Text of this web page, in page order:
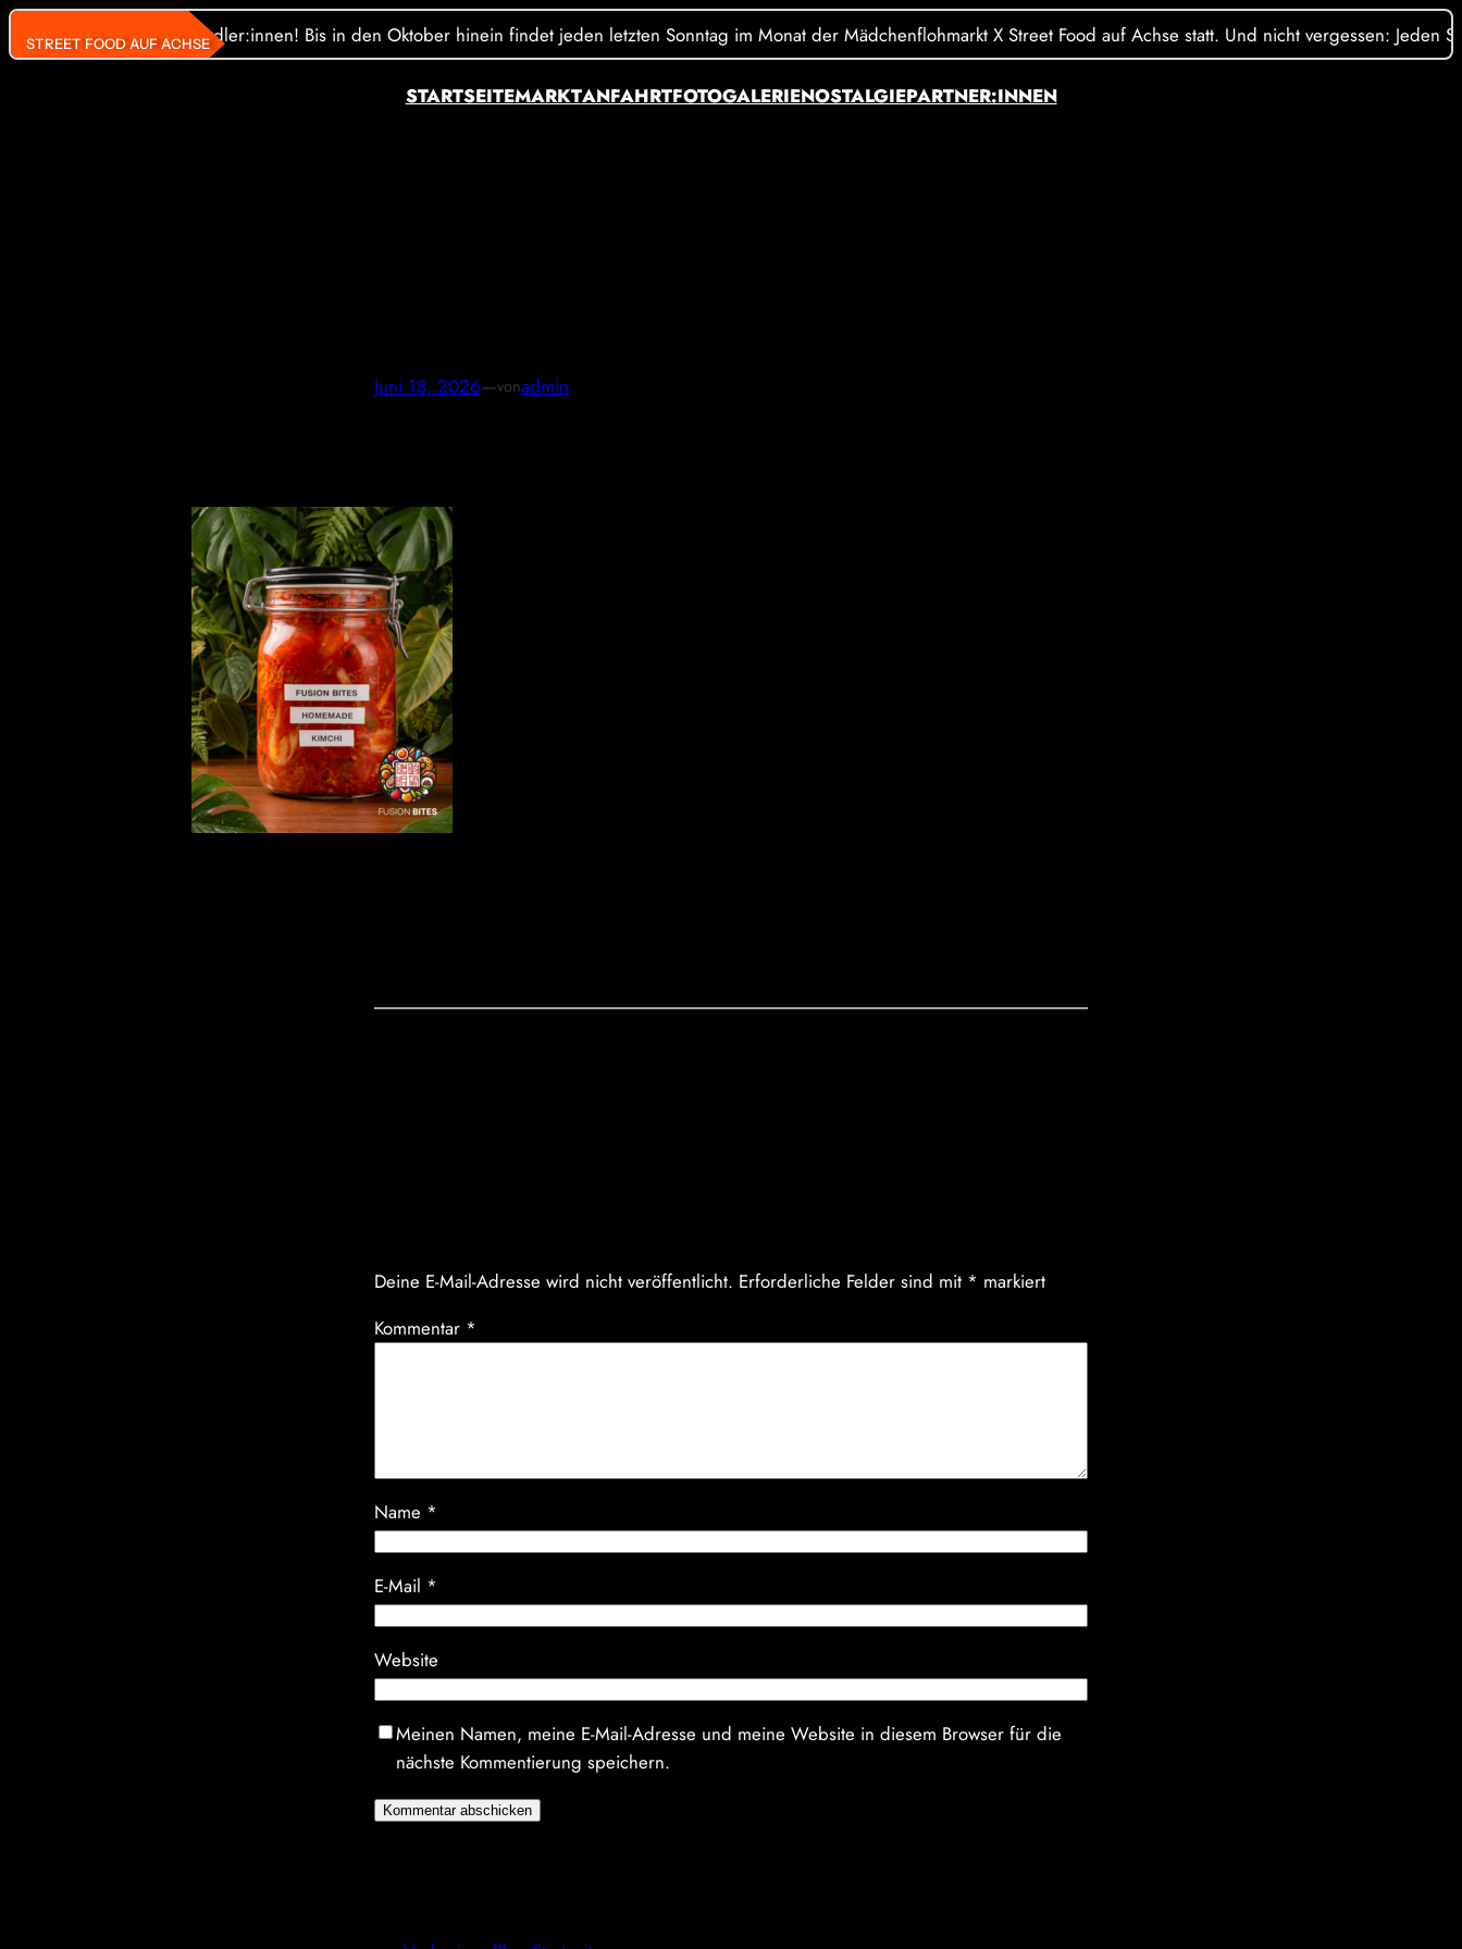
Direkt
zumSTREET FOOD AUF ACHSE
und unsere Streetfoodler:innen! Bis in den Oktober hinein findet jeden letzten Sonntag im Monat der Mädchenflohmarkt X Street Food auf Achse statt. Und nicht vergessen: Jeden
STARTSEITEMARKTANFAHRTFOTOGALERIENOSTALGIEPARTNER:INNEN
Juni 18, 2026—vonadmin
Deine E-Mail-Adresse wird nicht veröffentlicht. Erforderliche Felder sind mit * markiert
Kommentar *
Name *
E-Mail *
Website
Meinen Namen, meine E-Mail-Adresse und meine Website in diesem Browser für die
nächste Kommentierung speichern.